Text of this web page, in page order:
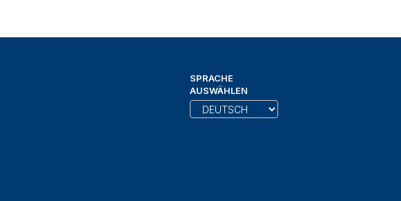
SPRACHE
AUSWÄHLEN